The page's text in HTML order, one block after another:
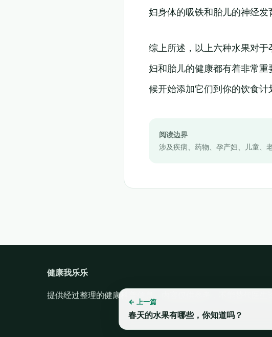
妇身体的吸铁和胎儿的神经发
综上所述，以上六种水果对
妇和胎儿的健康都有着非常
候开始添加它们到你的饮食计
阅读边界
涉及疾病、药物、孕产妇、儿童、
← 上一篇
春天的水果有哪些，你知道吗？
健康我乐乐
提供经过整理的健康科普信息。内容仅供参考，不能替代医生